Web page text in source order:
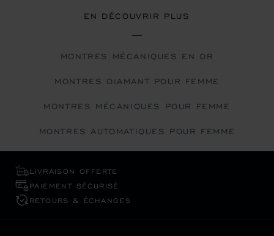
EN DÉCOUVRIR PLUS
MONTRES MÉCANIQUES EN OR
MONTRES DIAMANT POUR FEMME
MONTRES MÉCANIQUES POUR FEMME
MONTRES AUTOMATIQUES POUR FEMME
LIVRAISON OFFERTE
PAIEMENT SÉCURISÉ
RETOURS & ÉCHANGES